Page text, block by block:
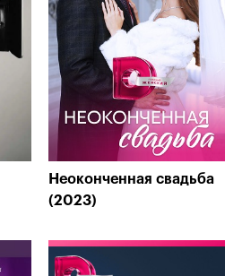
Неоконченная свадьба
(2023)